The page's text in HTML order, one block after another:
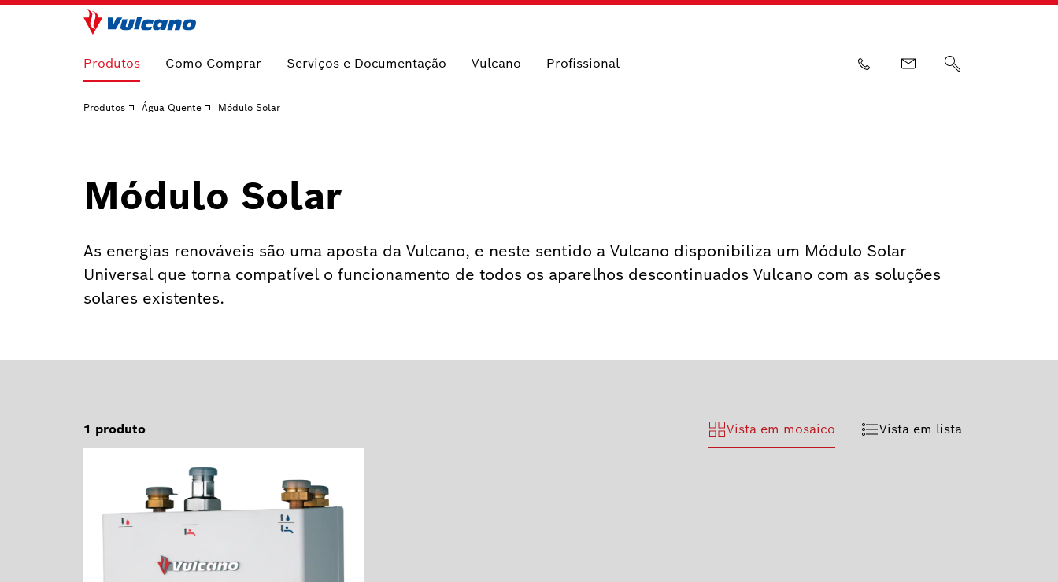
Produtos Como Comprar Serviços e Documentação Vulcano Profissional
Produtos Água Quente Módulo Solar
Módulo Solar
As energias renováveis são uma aposta da Vulcano, e neste sentido a Vulcano disponibiliza um Módulo Solar
Universal que torna compatível o funcionamento de todos os aparelhos descontinuados Vulcano com as soluções
solares existentes.
1 produto Vista em mosaico Vista em lista